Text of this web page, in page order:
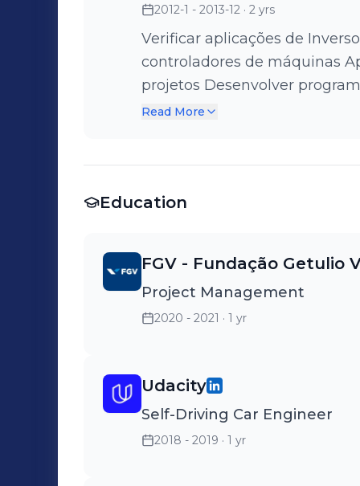
2012-1 - 2013-12 · 2 yrs
Verificar aplicações de
controladores de máquinas
projetos Desenvolver
Adaptar treinamentos e
Read More
Education
FGV - Fundação Getulio
Project Management
2020 - 2021 · 1 yr
Udacity
Self-Driving Car Engineer
2018 - 2019 · 1 yr